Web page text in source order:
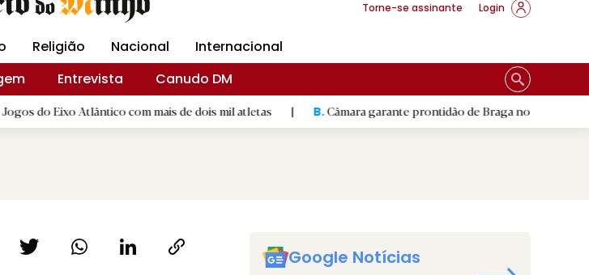
Torne-se assinante Login
Religião Nacional
Internacional
Entrevista
Canudo DM
Atlântico com mais de dois mil atletas | B.Câmara garante prontidão de Braga no resgate animal
Google Notícias